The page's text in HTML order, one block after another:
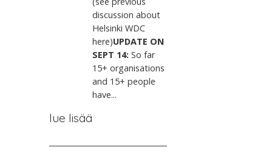
discussion about
Helsinki WDC
here)UPDATE ON
SEPT 14: So far
15+ organisations
and 15+ people
have...
lue lisää